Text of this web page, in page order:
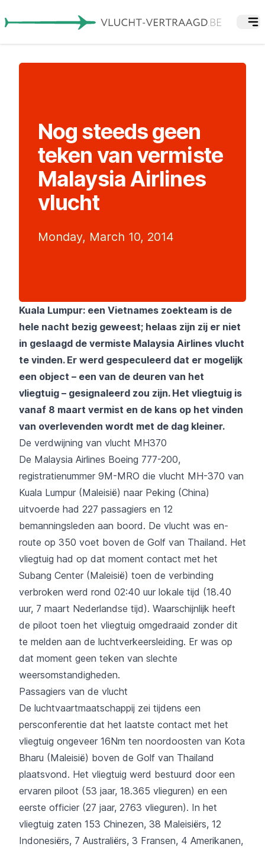
Nog steeds geen
teken van vermiste
Malaysia Airlines
vlucht
Monday, March 10, 2014
Kuala Lumpur: een Vietnames zoekteam is de
hele nacht bezig geweest; helaas zijn zij er niet
in geslaagd de vermiste Malaysia Airlines vlucht
te vinden. Er werd gespeculeerd dat er mogelijk
een object – een van de deuren van het
vliegtuig – gesignaleerd zou zijn. Het vliegtuig is
vanaf 8 maart vermist en de kans op het vinden
van overlevenden wordt met de dag kleiner.
De verdwijning van vlucht MH370
De Malaysia Airlines Boeing 777-200,
registratienummer 9M-MRO die vlucht MH-370 van
Kuala Lumpur (Maleisië) naar Peking (China)
uitvoerde had 227 passagiers en 12
bemanningsleden aan boord. De vlucht was en-
route op 350 voet boven de Golf van Thailand. Het
vliegtuig had op dat moment contact met het
Subang Center (Maleisië) toen de verbinding
verbroken werd rond 02:40 uur lokale tijd (18.40
uur, 7 maart Nederlandse tijd). Waarschijnlijk heeft
de piloot toen het vliegtuig omgedraaid zonder dit
te melden aan de luchtverkeersleiding. Er was op
dat moment geen teken van slechte
weersomstandigheden.
Passagiers van de vlucht
De luchtvaartmaatschappij zei tijdens een
persconferentie dat het laatste contact met het
vliegtuig ongeveer 16Nm ten noordoosten van Kota
Bharu (Maleisië) boven de Golf van Thailand
plaatsvond. Het vliegtuig werd bestuurd door een
ervaren piloot (53 jaar, 18.365 vlieguren) en een
eerste officier (27 jaar, 2763 vlieguren). In het
vliegtuig zaten 153 Chinezen, 38 Maleisiërs, 12
Indonesiërs, 7 Australiërs, 3 Fransen, 4 Amerikanen,